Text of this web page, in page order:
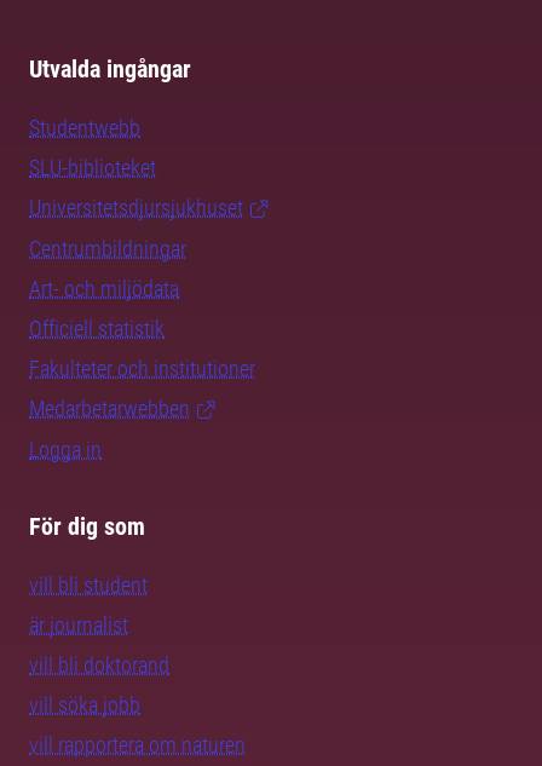
Utvalda ingångar
Studentwebb
SLU-biblioteket
Universitetsdjursjukhuset
Centrumbildningar
Art- och miljödata
Officiell statistik
Fakulteter och institutioner
Medarbetarwebben
Logga in
För dig som
vill bli student
är journalist
vill bli doktorand
vill söka jobb
vill rapportera om naturen